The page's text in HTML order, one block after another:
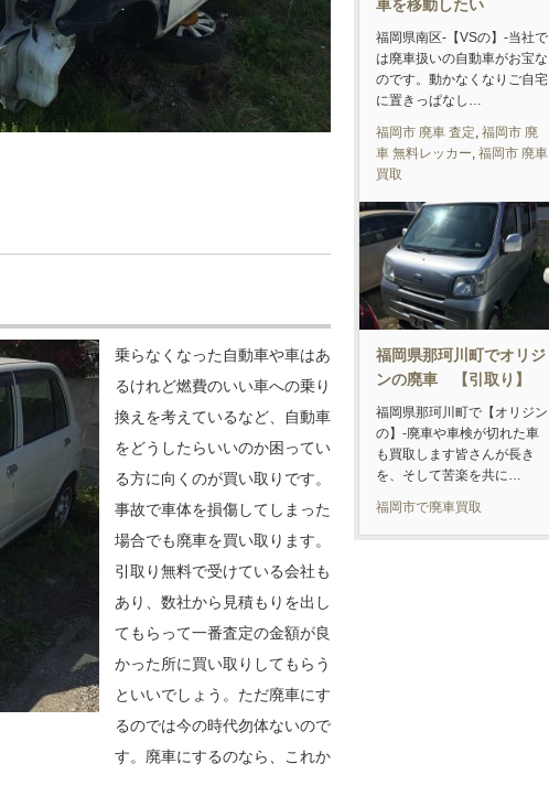
乗らなくなった自動車や車はあ
るけれど燃費のいい車への乗り
換えを考えているなど、自動車
をどうしたらいいのか困ってい
る方に向くのが買い取りです。
事故で車体を損傷してしまった
場合でも廃車を買い取ります。
引取り無料で受けている会社も
あり、数社から見積もりを出し
てもらって一番査定の金額が良
かった所に買い取りしてもらう
といいでしょう。ただ廃車にす
るのでは今の時代勿体ないので
す。廃車にするのなら、これか
車を移動したい
福岡県南区-【VSの】-当社で
は廃車扱いの自動車がお宝な
のです。動かなくなりご自宅
に置きっぱなし…
福岡市 廃車 査定 福岡市 廃
車 無料レッカー 福岡市 廃車
買取
福岡県那珂川町でオリジ
ンの廃車 【引取り】
福岡県那珂川町で【オリジン
の】-廃車や車検が切れた車
も買取します皆さんが長き
を、そして苦楽を共に…
福岡市で廃車買取